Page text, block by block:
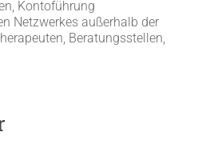
Kontoführung
Netzwerkes außerhalb der
Beratungsstellen,